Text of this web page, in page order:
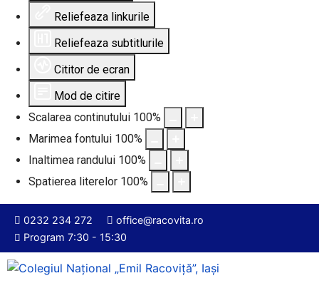
Reliefeaza linkurile
Reliefeaza subtitlurile
Cititor de ecran
Mod de citire
Scalarea continutului 100%
Marimea fontului 100%
Inaltimea randului 100%
Spatierea literelor 100%
0232 234 272
office@racovita.ro
Program 7:30 - 15:30